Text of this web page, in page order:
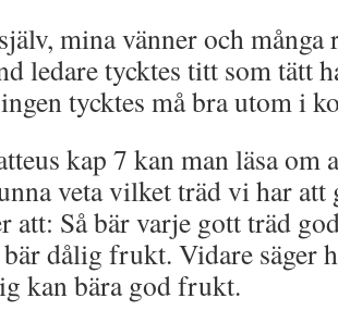
mina vänner och
ledare tycktes titt som tätt
tycktes må bra utom i
kap 7 kan man läsa om
veta vilket träd vi har att
att: Så bär varje gott träd
dålig frukt. Vidare säger
kan bära god frukt.